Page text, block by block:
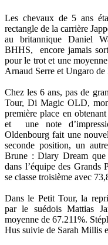
Les chevaux de 5 ans
rectangle de la carrière
au britannique Daniel
BHHS, encore jamais
pour le trot et une
Arnaud Serre et Ungaro
Chez les 6 ans, pas de
Tour, Di Magic OLD,
première place en
et une note
Oldenbourg fait une
seconde position, un
Brune : Diary Dream que
dans l’équipe des
se classe troisième avec
Dans le Petit Tour, la
par le suédois Mattias
moyenne de 67.211%.
Hus suivie de Sarah Millis